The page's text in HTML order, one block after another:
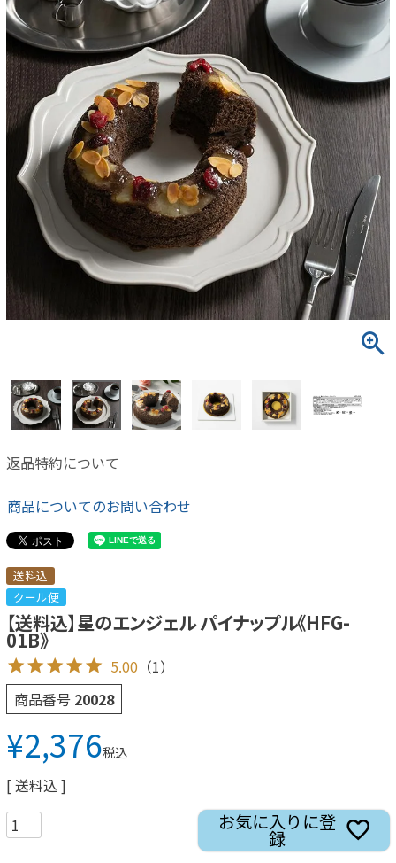
返品特約について
商品についてのお問い合わせ
送料込
クール便
【送料込】星のエンジェル パイナップル《HFG-
01B》
5.00 （1）
商品番号 20028
¥2,376税込
送料込
お気に入りに登
録